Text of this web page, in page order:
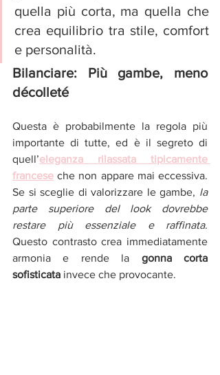
quella più corta, ma quella che
crea equilibrio tra stile, comfort
e personalità.
Bilanciare: Più gambe, meno
décolleté
Questa è probabilmente la regola più
importante di tutte, ed è il segreto di
quell’eleganza rilassata tipicamente
francese che non appare mai eccessiva.
Se si sceglie di valorizzare le gambe, la
parte superiore del look dovrebbe
restare più essenziale e raffinata.
Questo contrasto crea immediatamente
armonia e rende la gonna corta
sofisticata invece che provocante.